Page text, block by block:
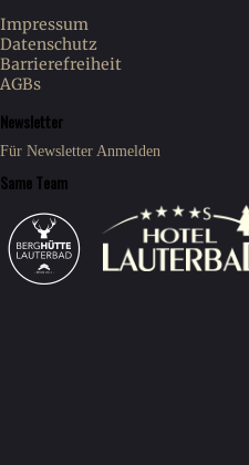
Impressum
Datenschutz
Barrierefreiheit
AGBs
Newsletter
Für Newsletter Anmelden
Same Team